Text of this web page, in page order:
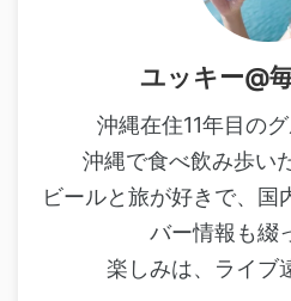
ユッキー@
沖縄在住11年目のグ
沖縄で食べ飲み歩い
ビールと旅が好きで、国
バー情報も綴
楽しみは、ライブ